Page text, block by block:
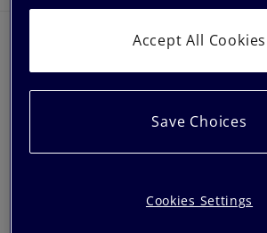
En perfekt väska på 42 liter för din
fack där du med fördel kan välja att
träningsskor separat eller kanske de
träningskläderna när du träna klart.
och remmar som ger dig alternativet
Accept All Cookies
Save Choices
Cookies Settings